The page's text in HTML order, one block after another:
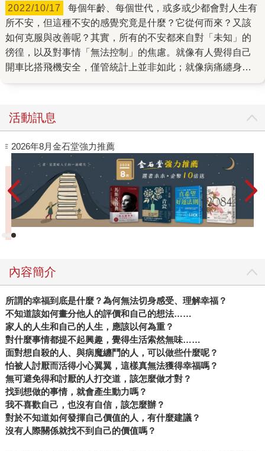
2022/10/17
所不安，但這種不安的感覺究竟是什麼？它從何而來？又該
如何克服與改善呢？其實，所有的不安都來自對「未知」的
徬徨，以及對事情「無法控制」的焦慮。就像有人覺得自己
開車比搭飛機安全，僅管統計上並非如此；就像病痛纏身的
不應只是一味活在被畫好的軌道上前行，而是要伴隨不安，
將無數的未知變化內化成自己的人生。能對人生的每個選擇
果斷的人固然令人欽佩，但也不要三心二意朝令夕改隨意改
變自己的決定，更不要活在滿足他人的期望之下。活在他人
安排的軌道上，會讓人把錯怪罪到他人頭上，而自己選擇的
人生才能感到心誠悅服。 本書融合了東西方的哲學經典與具
體案例，針對各種形式的不安作探討與分析，為我們揭開不
安的真面目，並學習如何擺脫逃避的心態，找到心安踏實、
活出自我的方法，尤其對於新冠疫情多有著墨。同時也讓我
路，也要享受旅途中的每個當下。想要不被不安的心緒影
響，活得精采自在，我們就不能回避各種生命的課題，要建
立跳下深淵就需要勇氣，因為不敢縱身一躍的人，一定會被
不安所控制。 在疫情蔓延、戰禍不斷、經濟震盪、通貨膨
脹，各種未知籠罩世界的此時此刻，只要願意凝視內心的不
安，勇敢面對人生的課題，積極奉獻，不吝惜給予，就能不
被負面情緒支配，化恐懼為信心，化不安為動力！
活動訊息
2026年8月金石堂強力推薦
內容簡介
所謂的幸福到底是什麼？為何無法切身感受、理解幸福？
不知道該如何畫分他人的評價和自己的想法……
家人的人生和自己的人生，應該以何為重？
對什麼事情都提不起興趣，覺得生活索然無味……
面對想自殺的人、與病魔纏鬥的人，可以做些什麼呢？
怕被人討厭而活得小心翼翼，這樣真無法獲得幸福嗎？
無可避免得和討厭的人打交道，該怎麼做才對？
找到想做的事情，就會產生動力嗎？
我不喜歡自己，也沒有自信，該怎麼辦？
對於不知道如何發揮自己價值的人，有什麼建議？
沒有人際關係就找不到自己的價值嗎？